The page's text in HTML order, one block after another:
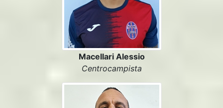
Macellari Alessio
Centrocampista